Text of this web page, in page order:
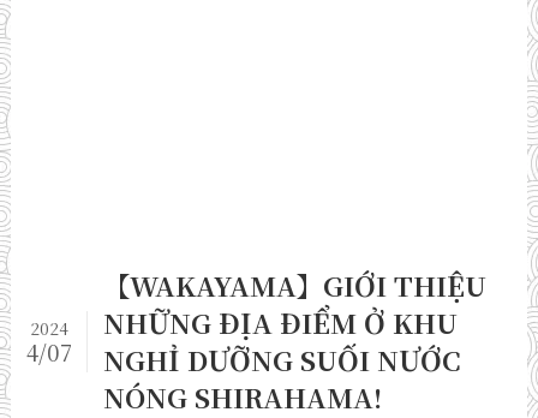
【WAKAYAMA】GIỚI THIỆU
NHỮNG ĐỊA ĐIỂM Ở KHU
NGHỈ DƯỠNG SUỐI NƯỚC
NÓNG SHIRAHAMA!
2024
4/07